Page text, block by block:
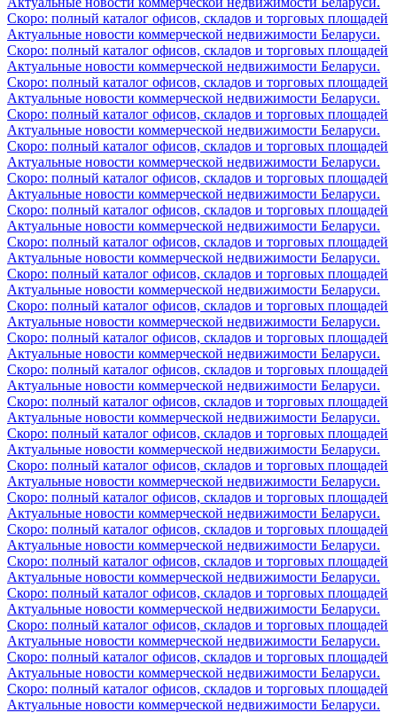
Скоро: полный каталог офисов, складов и торговых площадей
Актуальные новости коммерческой недвижимости Беларуси.
Скоро: полный каталог офисов, складов и торговых площадей
Актуальные новости коммерческой недвижимости Беларуси.
Скоро: полный каталог офисов, складов и торговых площадей
Актуальные новости коммерческой недвижимости Беларуси.
Скоро: полный каталог офисов, складов и торговых площадей
Актуальные новости коммерческой недвижимости Беларуси.
Скоро: полный каталог офисов, складов и торговых площадей
Актуальные новости коммерческой недвижимости Беларуси.
Скоро: полный каталог офисов, складов и торговых площадей
Актуальные новости коммерческой недвижимости Беларуси.
Скоро: полный каталог офисов, складов и торговых площадей
Актуальные новости коммерческой недвижимости Беларуси.
Скоро: полный каталог офисов, складов и торговых площадей
Актуальные новости коммерческой недвижимости Беларуси.
Скоро: полный каталог офисов, складов и торговых площадей
Актуальные новости коммерческой недвижимости Беларуси.
Скоро: полный каталог офисов, складов и торговых площадей
Актуальные новости коммерческой недвижимости Беларуси.
Скоро: полный каталог офисов, складов и торговых площадей
Актуальные новости коммерческой недвижимости Беларуси.
Скоро: полный каталог офисов, складов и торговых площадей
Актуальные новости коммерческой недвижимости Беларуси.
Скоро: полный каталог офисов, складов и торговых площадей
Актуальные новости коммерческой недвижимости Беларуси.
Скоро: полный каталог офисов, складов и торговых площадей
Актуальные новости коммерческой недвижимости Беларуси.
Скоро: полный каталог офисов, складов и торговых площадей
Актуальные новости коммерческой недвижимости Беларуси.
Скоро: полный каталог офисов, складов и торговых площадей
Актуальные новости коммерческой недвижимости Беларуси.
Скоро: полный каталог офисов, складов и торговых площадей
Актуальные новости коммерческой недвижимости Беларуси.
Скоро: полный каталог офисов, складов и торговых площадей
Актуальные новости коммерческой недвижимости Беларуси.
Скоро: полный каталог офисов, складов и торговых площадей
Актуальные новости коммерческой недвижимости Беларуси.
Скоро: полный каталог офисов, складов и торговых площадей
Актуальные новости коммерческой недвижимости Беларуси.
Скоро: полный каталог офисов, складов и торговых площадей
Актуальные новости коммерческой недвижимости Беларуси.
Скоро: полный каталог офисов, складов и торговых площадей
Актуальные новости коммерческой недвижимости Беларуси.